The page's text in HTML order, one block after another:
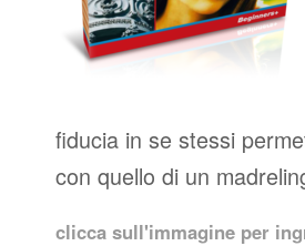
fiducia in se stessi
con quello di un
clicca sull'immagine per